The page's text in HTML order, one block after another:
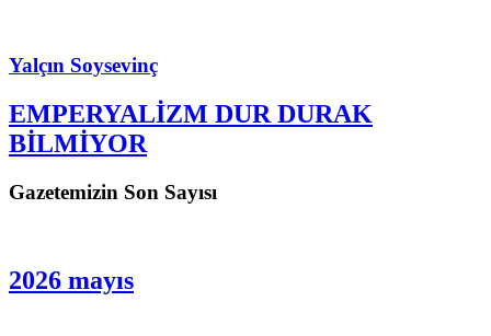
Hüseyin Çakmak, 5 Haziran Dünya Çevre Günü nedeniyle
bir mesaj yayımladı.
YAZAR SON YAZILARI
Yalçın Soysevinç
BİLMİYOR